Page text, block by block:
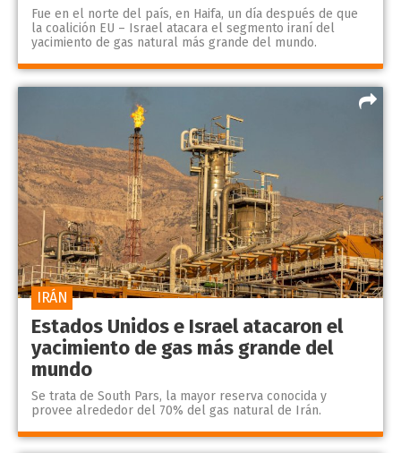
Fue en el norte del país, en Haifa, un día después de que
la coalición EU – Israel atacara el segmento iraní del
yacimiento de gas natural más grande del mundo.
Estados Unidos e Israel atacaron el
yacimiento de gas más grande del
mundo
Se trata de South Pars, la mayor reserva conocida y
provee alrededor del 70% del gas natural de Irán.
IRÁN